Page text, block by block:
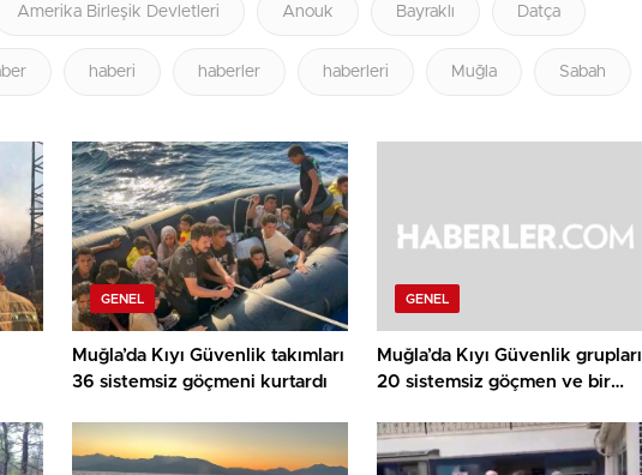
Amerika Birleşik Devletleri Anouk Bayraklı Datça
haberi haberler haberleri Muğla Sabah
GENEL
Muğla’da Kıyı Güvenlik takımları
36 sistemsiz göçmeni kurtardı
GENEL
Muğla’da Kıyı Güvenlik grupları
20 sistemsiz göçmen ve bir